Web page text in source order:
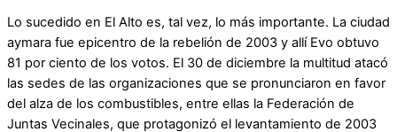
Lo sucedido en El Alto es, tal vez, lo más importante. La ciudad
aymara fue epicentro de la rebelión de 2003 y allí Evo obtuvo
81 por ciento de los votos. El 30 de diciembre la multitud atacó
las sedes de las organizaciones que se pronunciaron en favor
del alza de los combustibles, entre ellas la Federación de
Juntas Vecinales, que protagonizó el levantamiento de 2003